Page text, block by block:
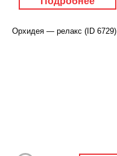
Орхидея — релакс (ID 6729)